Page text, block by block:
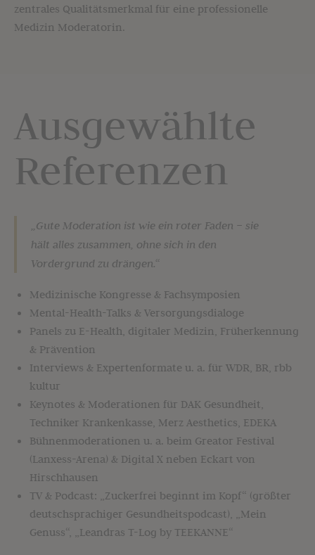
zentrales Qualitätsmerkmal für eine professionelle
Medizin Moderatorin.
Ausgewählte
Referenzen
„Gute Moderation ist wie ein roter Faden – sie
hält alles zusammen, ohne sich in den
Vordergrund zu drängen.“
Medizinische Kongresse & Fachsymposien
Mental-Health-Talks & Versorgungsdialoge
Panels zu E-Health, digitaler Medizin, Früherkennung
& Prävention
Interviews & Expertenformate u. a. für WDR, BR, rbb
kultur
Keynotes & Moderationen für DAK Gesundheit,
Techniker Krankenkasse, Merz Aesthetics, EDEKA
Bühnenmoderationen u. a. beim Greator Festival
(Lanxess-Arena) & Digital X neben Eckart von
Hirschhausen
TV & Podcast: „Zuckerfrei beginnt im Kopf“ (größter
deutschsprachiger Gesundheitspodcast), „Mein
Genuss“, „Leandras T-Log by TEEKANNE“